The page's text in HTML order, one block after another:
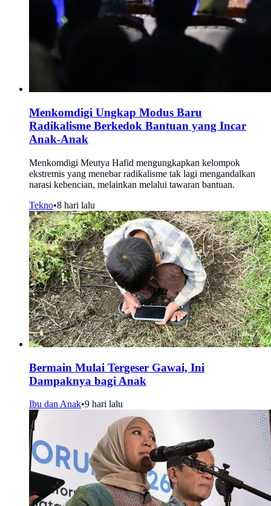
Menkomdigi Ungkap Modus Baru
Radikalisme Berkedok Bantuan yang Incar
Anak-Anak
Menkomdigi Meutya Hafid mengungkapkan kelompok
ekstremis yang menebar radikalisme tak lagi mengandalkan
narasi kebencian, melainkan melalui tawaran bantuan.
Tekno•8 hari lalu
Bermain Mulai Tergeser Gawai, Ini
Dampaknya bagi Anak
Ibu dan Anak•9 hari lalu